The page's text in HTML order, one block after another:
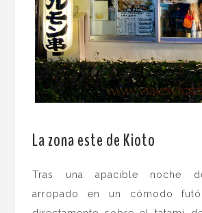
La zona este de Kioto
Tras una apacible noche
arropado en un cómodo